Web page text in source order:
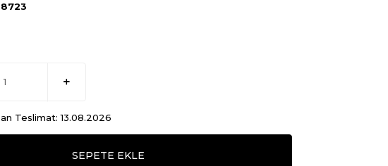
Teslimat: 13.08.2026
SEPETE EKLE